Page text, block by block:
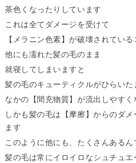
茶色くなったりしています
これは全てダメージを受けて
【メラニン色素】が破壊されてい
他にも濡れた髪の毛のまま
就寝してしまいますと
髪の毛のキューティクルがひらい
なかの【間充物質】が流出しやすく
しかも髪の毛は【摩擦】からのダ
ます
このように他にも、たくさんあるん
髪の毛は常にイロイロなシュチュエ